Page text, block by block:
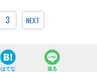
3 NEXT
はてな 送る